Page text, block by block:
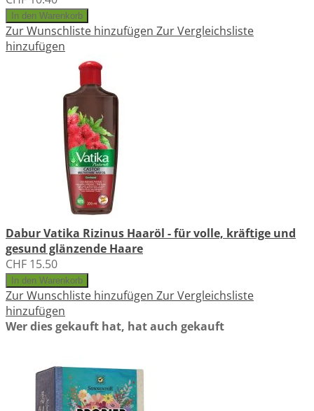
In den Warenkorb
Zur Wunschliste hinzufügen Zur Vergleichsliste
hinzufügen
Dabur Vatika Rizinus Haaröl - für volle, kräftige und
gesund glänzende Haare
CHF 15.50
In den Warenkorb
Zur Wunschliste hinzufügen Zur Vergleichsliste
hinzufügen
Wer dies gekauft hat, hat auch gekauft